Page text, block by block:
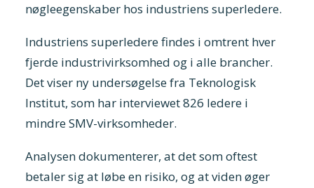
nøgleegenskaber hos industriens superledere.
Industriens superledere findes i omtrent hver
fjerde industrivirksomhed og i alle brancher.
Det viser ny undersøgelse fra Teknologisk
Institut, som har interviewet 826 ledere i
mindre SMV-virksomheder.
Analysen dokumenterer, at det som oftest
betaler sig at løbe en risiko, og at viden øger